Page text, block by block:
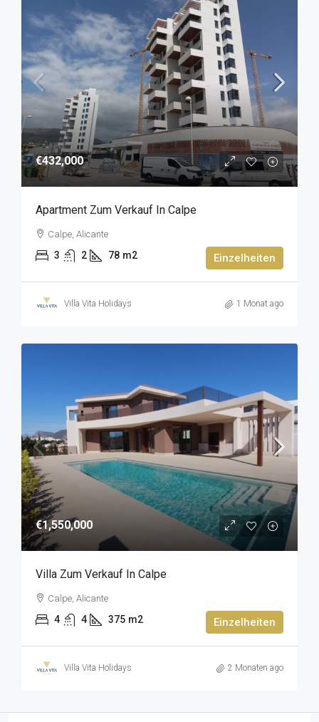
€432,000
Apartment Zum Verkauf In Calpe
Calpe, Alicante
3 2 78 m2 Einzelheiten
Villa Vita Holidays 1 Monat ago
€1,550,000
Villa Zum Verkauf In Calpe
Calpe, Alicante
4 4 375 m2 Einzelheiten
Villa Vita Holidays 2 Monaten ago